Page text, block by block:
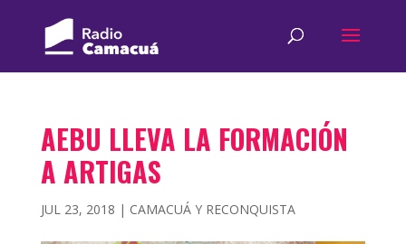
AEBU LLEVA LA FORMACIÓN
A ARTIGAS
JUL 23, 2018 | CAMACUÁ Y RECONQUISTA